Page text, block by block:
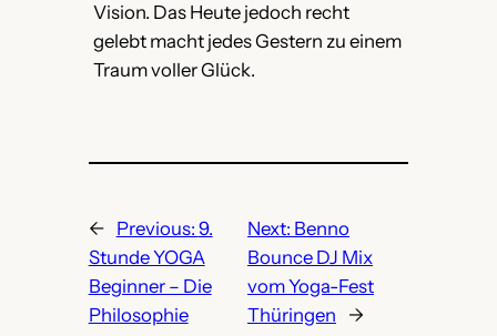
Vision. Das Heute jedoch recht
gelebt macht jedes Gestern zu einem
Traum voller Glück.
← Previous: 9.
Stunde YOGA
Beginner – Die
Philosophie
Next: Benno
Bounce DJ Mix
vom Yoga-Fest
Thüringen
→